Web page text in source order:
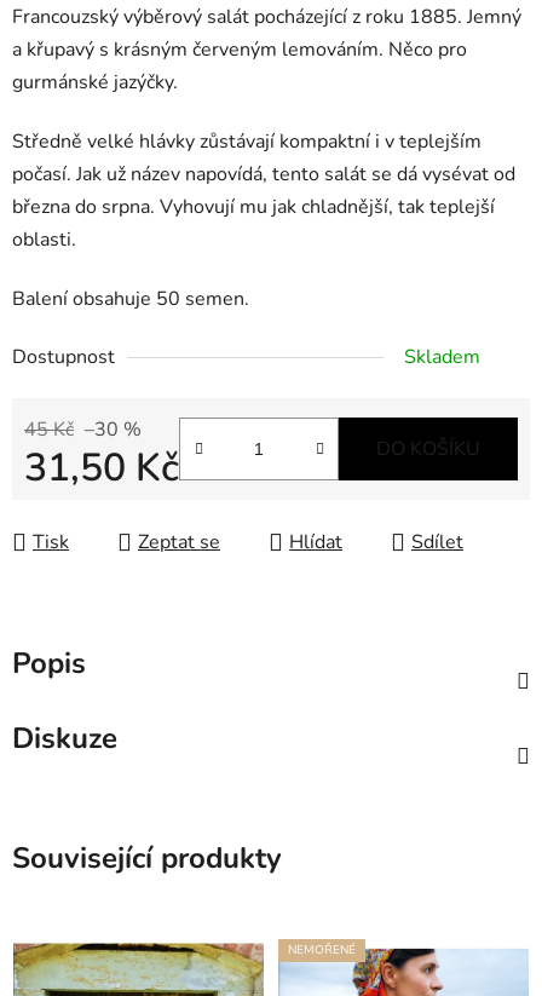
Francouzský výběrový salát pocházející z roku 1885. Jemný
a křupavý s krásným červeným lemováním. Něco pro
gurmánské jazýčky.
Středně velké hlávky zůstávají kompaktní i v teplejším
počasí. Jak už název napovídá, tento salát se dá vysévatod
březnado srpna. Vyhovují mu jakchladnější, takteplejší
oblasti.
Balení obsahuje 50 semen.
Dostupnost Skladem
45 Kč –30 %
31,50 Kč DO KOŠÍKU
Tisk Zeptat se Hlídat Sdílet
Popis
Diskuze
Související produkty
NEMOŘENÉ